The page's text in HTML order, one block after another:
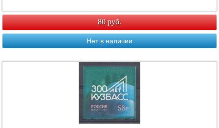
80 руб.
Нет в наличии